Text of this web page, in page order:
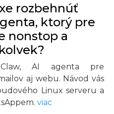
rozbehnúť
ktorý pre
nonstop a
AI agenta pre
aj webu. Návod vás
Linux serveru a
viac